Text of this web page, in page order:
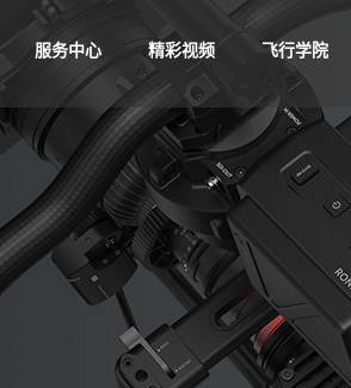
服务中心 精彩视频 飞行学院